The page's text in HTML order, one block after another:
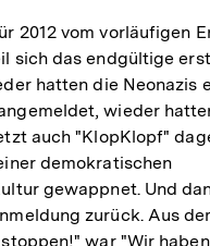
2012 vom vorläufigen
sich das endgültige
hatten die Neonazis
wieder
auch "KlopKlopf"
demokratischen
gewappnet. Und
zurück. Aus
war "Wir